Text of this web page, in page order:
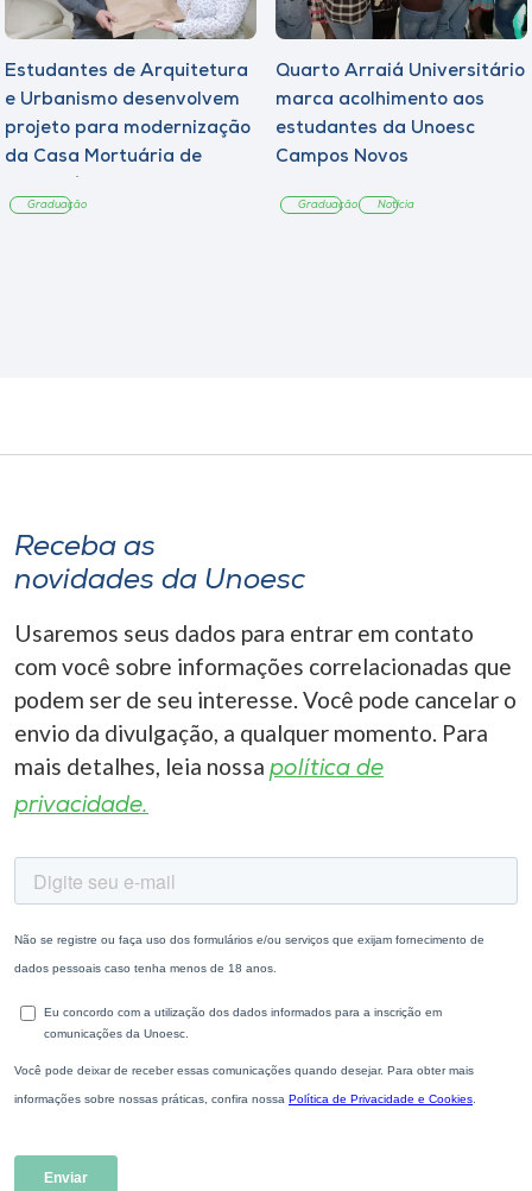
Estudantes de Arquitetura
e Urbanismo desenvolvem
projeto para modernização
da Casa Mortuária de
Graduação
Quarto Arraiá Universitário
marca acolhimento aos
estudantes da Unoesc
Campos Novos
Graduação Notícia
Receba as
novidades da Unoesc
Usaremos seus dados para entrar em contato
com você sobre informações correlacionadas que
podem ser de seu interesse. Você pode cancelar o
envio da divulgação, a qualquer momento. Para
mais detalhes, leia nossa política de
privacidade.